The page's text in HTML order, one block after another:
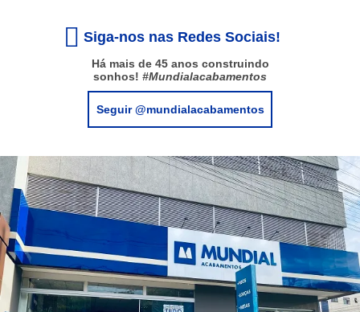
Siga-nos nas Redes Sociais!
Há mais de 45 anos construindo
sonhos! #Mundialacabamentos
Seguir @mundialacabamentos